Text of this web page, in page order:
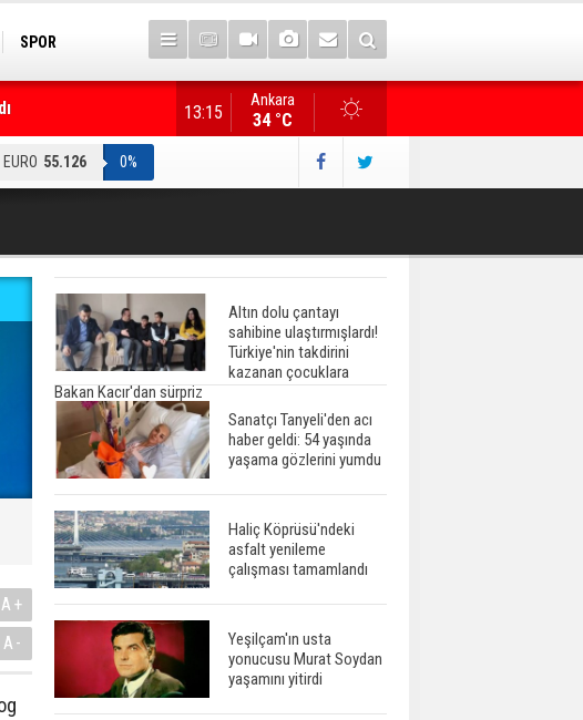
SPOR
Gazete manşetlerinde yeni gün...
Ankara
34 °C
13:15
EURO 55.126 0%
A+
A-
Altın dolu çantayı
sahibine ulaştırmışlardı!
Türkiye'nin takdirini
kazanan çocuklara
Bakan Kacır'dan sürpriz
Sanatçı Tanyeli'den acı
haber geldi: 54 yaşında
yaşama gözlerini yumdu
Haliç Köprüsü'ndeki
asfalt yenileme
çalışması tamamlandı
Yeşilçam'ın usta
yonucusu Murat Soydan
yaşamını yitirdi